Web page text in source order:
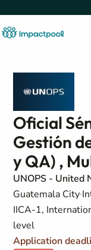
Oficial
Gestión
y QA) ,
UNOPS - United
Guatemala City
IICA-1,
level
Application